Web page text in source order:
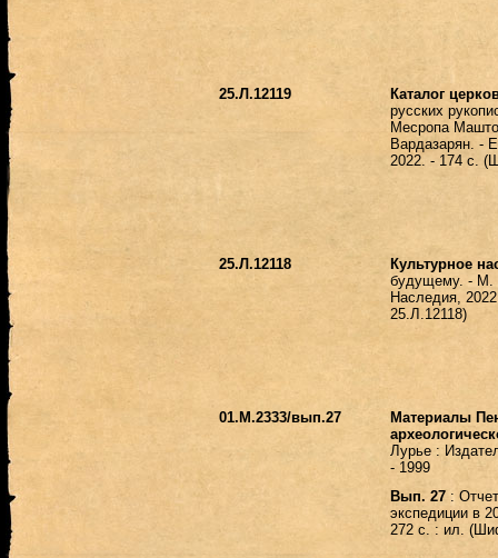
25.Л.12119
Каталог
русских
Месропа
Вардазарян. -
2022. - 174 с.
25.Л.12118
Культурное
будущему. - М.
Наследия,
25.Л.12118)
01.М.2333/вып.27
Материалы
Лурье :
- 1999
Вып. 27 :
экспедиции в
272 с. : ил.